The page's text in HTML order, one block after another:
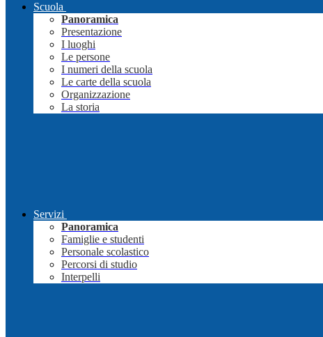
Scuola
Panoramica
Presentazione
I luoghi
Le persone
I numeri della scuola
Le carte della scuola
Organizzazione
La storia
Servizi
Panoramica
Famiglie e studenti
Personale scolastico
Percorsi di studio
Interpelli